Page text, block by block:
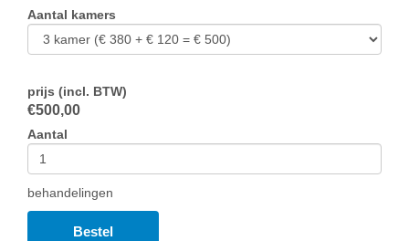
Aantal kamers
prijs (incl. BTW)
€500,00
Aantal
behandelingen
Bestel